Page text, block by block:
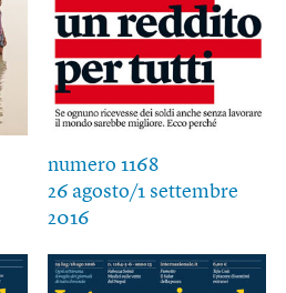
numero 1168
26 agosto/1 settembre
2016